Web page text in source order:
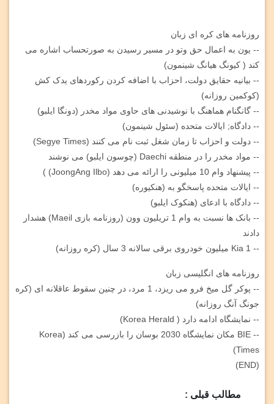
روزنامه های کره ای زبان
-- یون به اعمال حق وتو در مسیر رسیدن به صورتحساب اشاره می
کند ( کیونگ هیانگ شینمون)
-- بیانیه حقایق دولت، احزاب با اضافه کردن رکوردهای یدک کش
(کوکمین روزانه)
-- گانگنام هماهنگ با نوشیدنی های حاوی مواد مخدر (دونگا ایلبو)
-- دادگاه; ایالات متحده (سئول شینمون)
-- دولت و احزاب تا زمان شغل ثبت نام می کنند (Segye Times)
-- مواد مخدر را در منطقه Daechi (چوسون ایلبو) می نوشند
-- پیشنهاد وام 10 میلیونی را ارائه می دهد (JoongAng Ilbo) )
-- ایالات متحده پاسخگو به (هنکیوره)
-- دادگاه با ادعای (هنکوک ایلبو)
-- بانک ها نسبت به وام 1 تریلیون وون (روزنامه بازی Maeil) هشدار
دادند
-- Kia 1 میلیون خودروی برقی سالانه 3 سال (کره روزانه)
روزنامه های انگلیسی زبان
-- پوکر گل میخ فرو می ریزد، 1 مرد، در چنین سقوط عاقلانه ای (کره
جونگ آنگ روزانه)
-- نمایشگاه ادامه دارد ( Korea Herald)
-- BIE مکان نمایشگاه 2030 بوسان را بازرسی می کند (Korea
Times)
(END)
مطالب قبلی :